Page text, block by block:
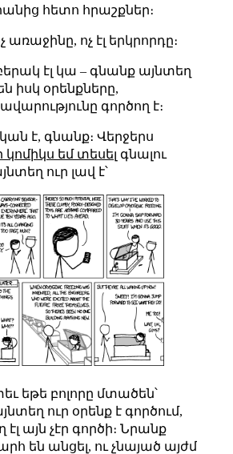
հետո հրաշքներ։
առաջինը, ոչ էլ երկրորդը։
էլ կա – գնանք այնտեղ
իսկ օրենքները,
գործող է։
է, գնանք։ Վերջերս
կոմիկս եմ տեսել գնալու
ուր լավ է՝
եթե բոլորը մտածեն՝
ուր օրենք է գործում,
էլ այն չէր գործի։ Նրանք
են անցել, ու չնայած այժմ